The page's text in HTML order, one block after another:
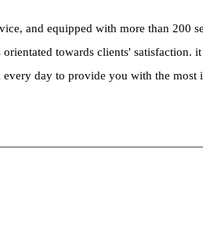
and equipped with more than 200
towards clients'
day to provide you with the